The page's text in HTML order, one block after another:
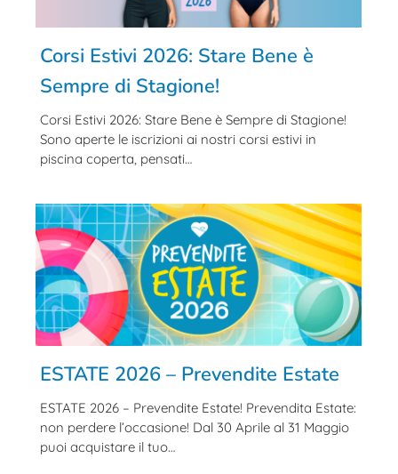
Corsi Estivi 2026: Stare Bene è
Sempre di Stagione!
Corsi Estivi 2026: Stare Bene è Sempre di Stagione!
Sono aperte le iscrizioni ai nostri corsi estivi in
piscina coperta, pensati…
ESTATE 2026 – Prevendite Estate
ESTATE 2026 – Prevendite Estate! Prevendita Estate:
non perdere l’occasione! Dal 30 Aprile al 31 Maggio
puoi acquistare il tuo…